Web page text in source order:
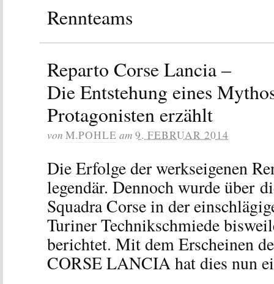
Rennteams
Reparto Corse Lancia –
Die Entstehung eines
Protagonisten erzählt
von M.POHLE am 9. FEBRUAR 2014
Die Erfolge der werkseigenen
legendär. Dennoch wurde über
Squadra Corse in der
Turiner Technikschmiede
berichtet. Mit dem Erscheinen
CORSE LANCIA hat dies nun